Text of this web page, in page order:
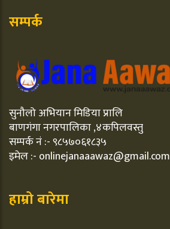
सम्पर्क
सुनौलो अभियान मिडिया प्रालि
बाणगंगा नगरपालिका ,४कपिलवस्तु
सम्पर्क नं :- ९८५७०६१८३५
इमेल :- onlinejanaaawaz@gmail.com
हाम्रो बारेमा